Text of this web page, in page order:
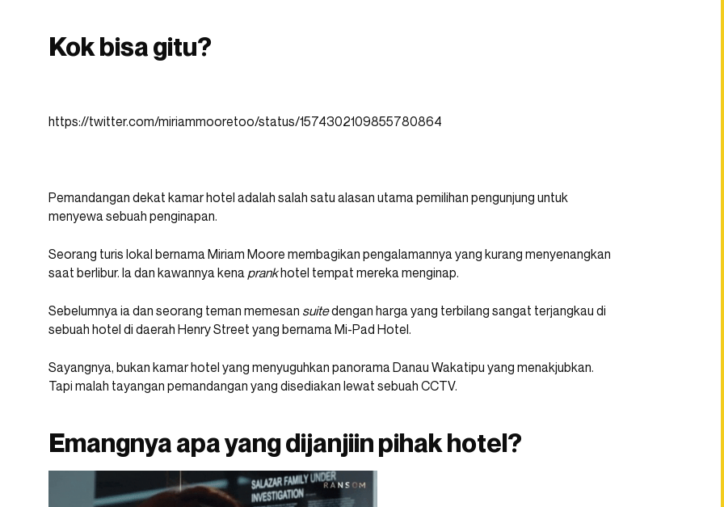
Kok bisa gitu?
https://twitter.com/miriammooretoo/status/1574302109855780864
Pemandangan dekat kamar hotel adalah salah satu alasan utama pemilihan pengunjung untuk
menyewa sebuah penginapan.
Seorang turis lokal bernama Miriam Moore membagikan pengalamannya yang kurang menyenangkan
saat berlibur. Ia dan kawannya kena prankhotel tempat mereka menginap.
Sebelumnya ia dan seorang teman memesan suitedengan harga yang terbilang sangat terjangkau di
sebuah hotel di daerah Henry Street yang bernama Mi-Pad Hotel.
Sayangnya, bukan kamar hotel yang menyuguhkan panorama Danau Wakatipu yang menakjubkan.
Tapi malah tayangan pemandangan yang disediakan lewat sebuah CCTV.
Emangnya apa yang dijanjiin pihak hotel?